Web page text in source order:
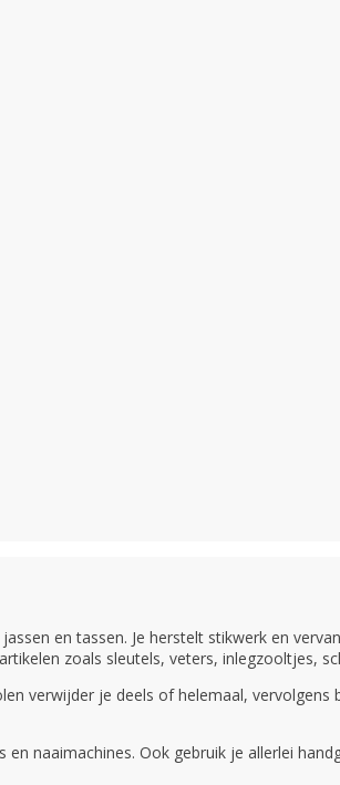
en tassen. Je herstelt stikwerk en
zoals sleutels, veters, inlegzooltjes,
verwijder je deels of helemaal,
naaimachines. Ook gebruik je allerlei